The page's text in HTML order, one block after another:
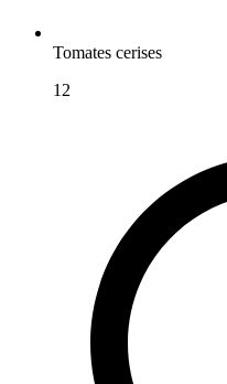
Tomates cerises
12